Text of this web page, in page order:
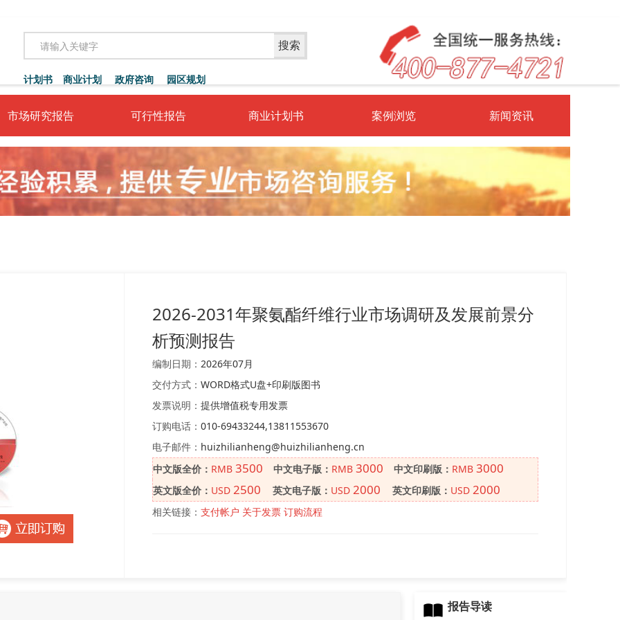
搜索
计划书 商业计划 政府咨询 园区规划
市场研究报告 可行性报告 商业计划书 案例浏览 新闻资讯
2026-2031年聚氨酯纤维行业市场调研及发展前景分
析预测报告
编制日期： 2026年07月
交付方式： WORD格式U盘+印刷版图书
发票说明： 提供增值税专用发票
订购电话： 010-69433244,13811553670
电子邮件： huizhilianheng@huizhilianheng.cn
中文版全价： RMB 3500 中文电子版： RMB 3000 中文印刷版： RMB 3000
英文版全价： USD 2500 英文电子版： USD 2000 英文印刷版： USD 2000
相关链接： 支付帐户 关于发票 订购流程
报告导读